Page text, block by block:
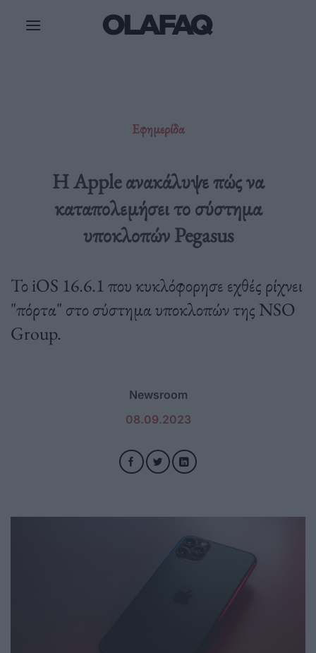
Εφημερίδα
H Apple ανακάλυψε πώς να
καταπολεμήσει το σύστημα
υποκλοπών Pegasus
Το iOS 16.6.1 που κυκλόφορησε εχθές ρίχνει
"πόρτα" στο σύστημα υποκλοπών της NSO
Group.
Newsroom
08.09.2023